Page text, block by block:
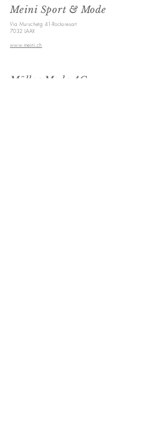
Müller Mode AG
Meini Sport & Mode
Via Murschetg 41-Rocksresort
7032 LAAX
www.meini.ch